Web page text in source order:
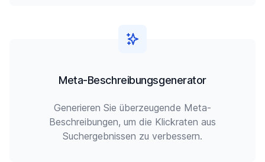
Meta-Beschreibungsgenerator
Generieren Sie überzeugende Meta-
Beschreibungen, um die Klickraten aus
Suchergebnissen zu verbessern.